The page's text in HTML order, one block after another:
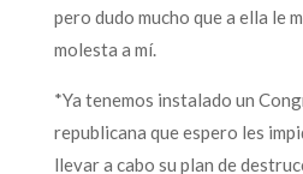
pero dudo mucho que a ella le
molesta a mí.
*Ya tenemos instalado un
republicana que espero les
llevar a cabo su plan de